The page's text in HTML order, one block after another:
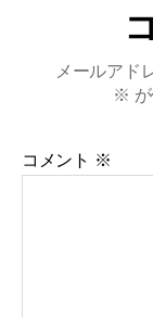
メールアド
※
コメント ※